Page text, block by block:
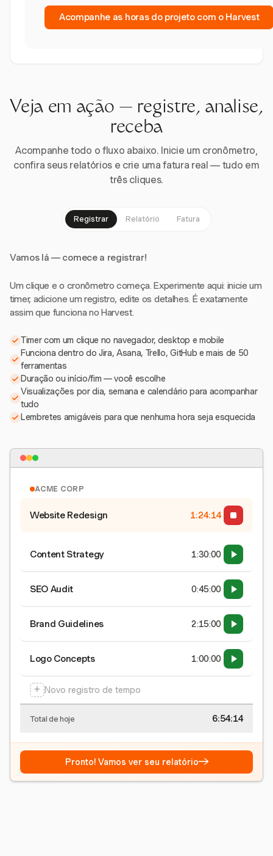
Acompanhe as horas do projeto com o Harvest
Veja em ação — registre, analise,
receba
Acompanhe todo o fluxo abaixo. Inicie um cronômetro,
confira seus relatórios e crie uma fatura real — tudo em
três cliques.
Registrar Relatório Fatura
Vamos lá — comece a registrar!
Um clique e o cronômetro começa. Experimente aqui: inicie um
timer, adicione um registro, edite os detalhes. É exatamente
assim que funciona no Harvest.
Timer com um clique no navegador, desktop e mobile
Funciona dentro do Jira, Asana, Trello, GitHub e mais de 50
ferramentas
Duração ou início/fim — você escolhe
Visualizações por dia, semana e calendário para acompanhar
tudo
Lembretes amigáveis para que nenhuma hora seja esquecida
ACME CORP
Website Redesign 1:24:15
Content Strategy 1:30:00
SEO Audit 0:45:00
Brand Guidelines 2:15:00
Logo Concepts 1:00:00
+ Novo registro de tempo
Total de hoje 6:54:15
Pronto! Vamos ver seu relatório→